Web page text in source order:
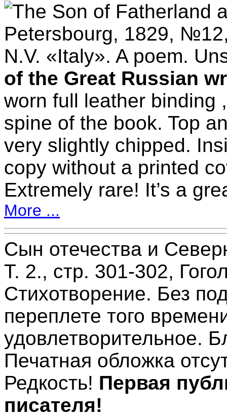
The Son of Fatherland
Petersbourg, 1829,
N.V. «Italy». A poem.
of the Great Russian
worn full leather binding
spine of the book. Top
very slightly chipped.
copy without a printed
Extremely rare! It’s a
More ...
Сын отечества и
Т. 2., стр. 301-302,
Стихотворение. Без
переплете того
удовлетворительное.
Печатная обложка
Редкость! Первая
писателя!